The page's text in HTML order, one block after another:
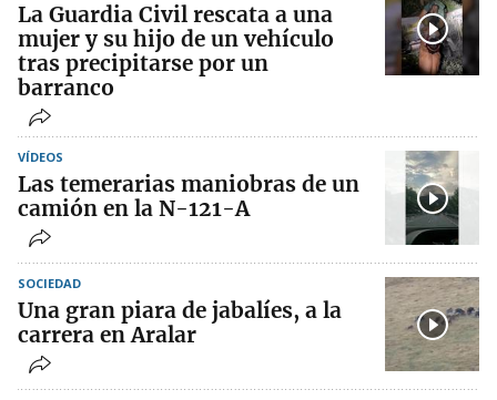
La Guardia Civil rescata a una
mujer y su hijo de un vehículo
tras precipitarse por un
barranco
VÍDEOS
Las temerarias maniobras de un
camión en la N-121-A
SOCIEDAD
Una gran piara de jabalíes, a la
carrera en Aralar